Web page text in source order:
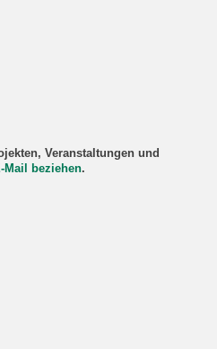
Veranstaltungen und
Mail beziehen.